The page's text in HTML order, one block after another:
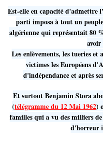
Est-elle en capacité
parti imposa à tout un
algérienne qui représentait
avoir
Les enlèvements, les tueries
victimes les Européens
d'indépendance et après
Et surtout Benjamin Stora
(télégramme du 12 Mai 1962)
familles qui a vu des milliers de
d'horreur